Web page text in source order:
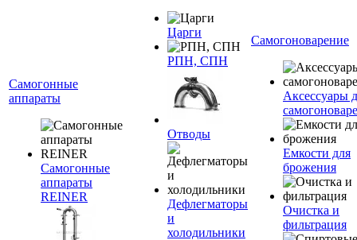
Самогонные
аппараты
Самогонные
аппараты
REINER
Царги
РПН, СПН
Отводы
Дефлегматоры
и
холодильники
Самогоноварение
Аксессуары
Емкости для
брожения
Очистка и
фильтрация